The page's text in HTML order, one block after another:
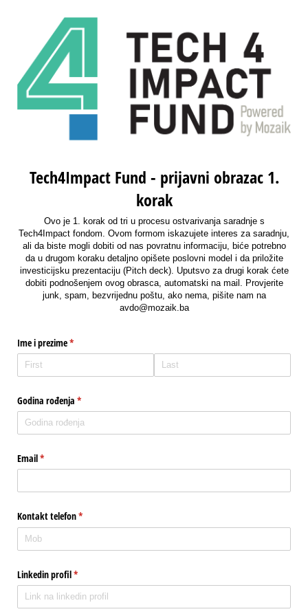
Tech4Impact Fund - prijavni obrazac 1.
korak
Ovo je 1. korak od tri u procesu ostvarivanja saradnje s
Tech4Impact fondom. Ovom formom iskazujete interes za saradnju,
ali da biste mogli dobiti od nas povratnu informaciju, biće potrebno
da u drugom koraku detaljno opišete poslovni model i da priložite
investicijsku prezentaciju (Pitch deck). Uputsvo za drugi korak ćete
dobiti podnošenjem ovog obrasca, automatski na mail. Provjerite
junk, spam, bezvrijednu poštu, ako nema, pišite nam na
avdo@mozaik.ba
Ime i prezime*
(required)
Godina rođenja *
(required)
Email*
(required)
Kontakt telefon*
(required)
Linkedin profil*
(required)